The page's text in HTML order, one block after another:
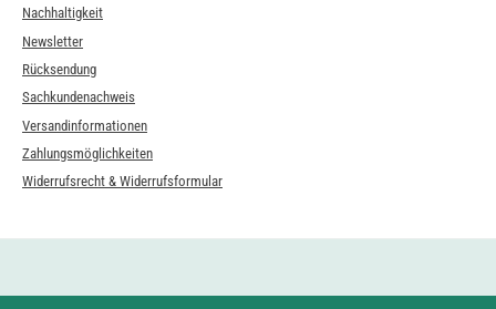
Nachhaltigkeit
Newsletter
Rücksendung
Sachkundenachweis
Versandinformationen
Zahlungsmöglichkeiten
Widerrufsrecht & Widerrufsformular